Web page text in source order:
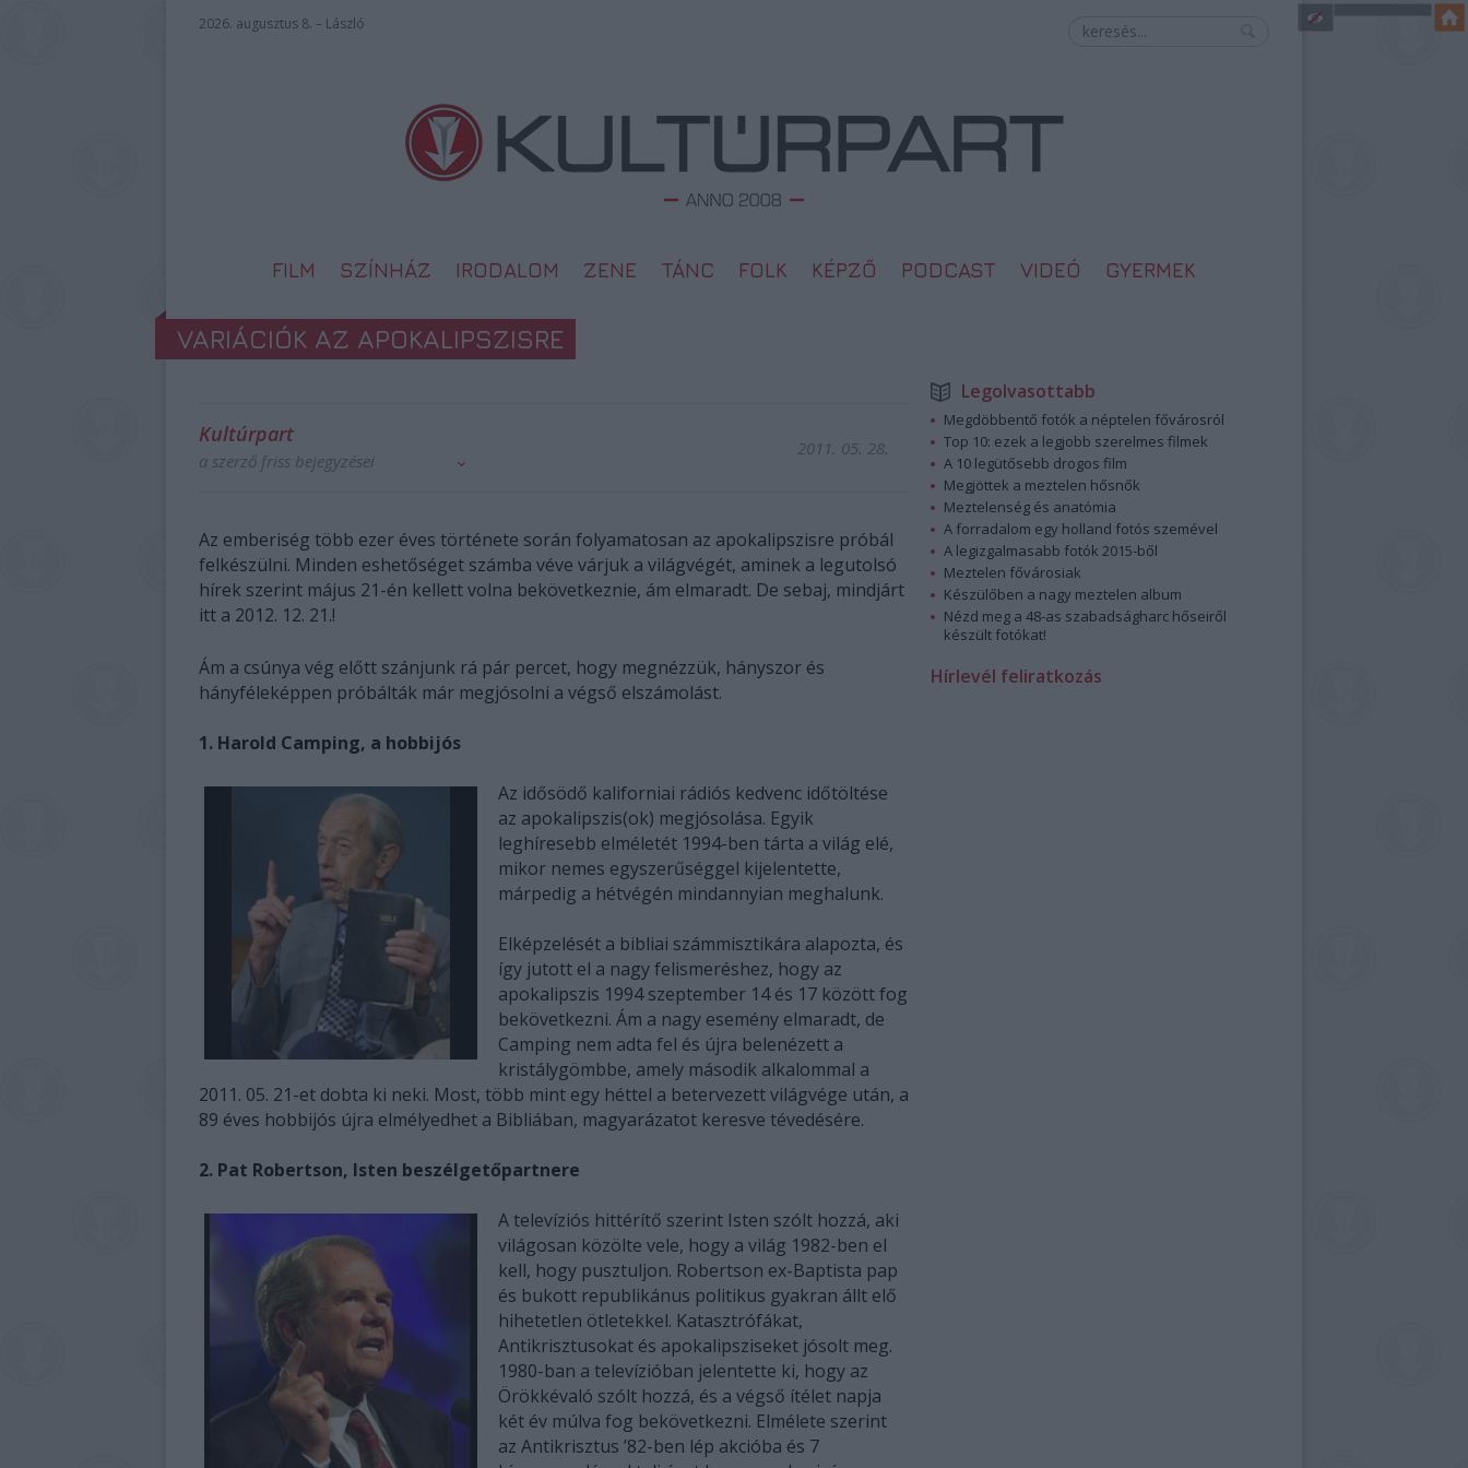
2026. augusztus 8. – László
FILM SZÍNHÁZ IRODALOM ZENE TÁNC FOLK KÉPZŐ PODCAST VIDEÓ GYERMEK
VARIÁCIÓK AZ APOKALIPSZISRE
Kultúrpart
a szerző friss bejegyzései
2011. 05. 28.
Az emberiség több ezer éves története során folyamatosan az apokalipszisre próbál
felkészülni. Minden eshetőséget számba véve várjuk a világvégét, aminek a legutolsó
hírek szerint május 21-én kellett volna bekövetkeznie, ám elmaradt. De sebaj, mindjárt
itt a 2012. 12. 21.!
Ám a csúnya vég előtt szánjunk rá pár percet, hogy megnézzük, hányszor és
hányféleképpen próbálták már megjósolni a végső elszámolást.
1. Harold Camping, a hobbijós
Az idősödő kaliforniai rádiós kedvenc időtöltése
az apokalipszis(ok) megjósolása. Egyik
leghíresebb elméletét 1994-ben tárta a világ elé,
mikor nemes egyszerűséggel kijelentette,
márpedig a hétvégén mindannyian meghalunk.
Elképzelését a bibliai számmisztikára alapozta, és
így jutott el a nagy felismeréshez, hogy az
apokalipszis 1994 szeptember 14 és 17 között fog
bekövetkezni. Ám a nagy esemény elmaradt, de
Camping nem adta fel és újra belenézett a
kristálygömbbe, amely második alkalommal a
2011. 05. 21-et dobta ki neki. Most, több mint egy héttel a betervezett világvége után, a
89 éves hobbijós újra elmélyedhet a Bibliában, magyarázatot keresve tévedésére.
2. Pat Robertson, Isten beszélgetőpartnere
A televíziós hittérítő szerint Isten szólt hozzá, aki
világosan közölte vele, hogy a világ 1982-ben el
kell, hogy pusztuljon. Robertson ex-Baptista pap
és bukott republikánus politikus gyakran állt elő
hihetetlen ötletekkel. Katasztrófákat,
Antikrisztusokat és apokalipsziseket jósolt meg.
1980-ban a televízióban jelentette ki, hogy az
Örökkévaló szólt hozzá, és a végső ítélet napja
két év múlva fog bekövetkezni. Elmélete szerint
az Antikrisztus ’82-ben lép akcióba és 7
Legolvasottabb
Megdöbbentő fotók a néptelen fővárosról
Top 10: ezek a legjobb szerelmes filmek
A 10 legütősebb drogos film
Megjöttek a meztelen hősnők
Meztelenség és anatómia
A forradalom egy holland fotós szemével
A legizgalmasabb fotók 2015-ből
Meztelen fővárosiak
Készülőben a nagy meztelen album
Nézd meg a 48-as szabadságharc hőseiről
készült fotókat!
Hírlevél feliratkozás